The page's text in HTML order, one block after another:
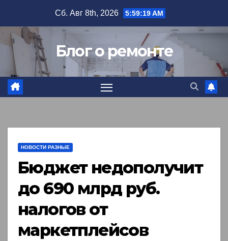
содержимому
Сб. Авг 8th, 2026 5:59:20 AM
Блог о ремонте
НОВОСТИ РАЗНЫЕ
Бюджет недополучит
до 690 млрд руб.
налогов от
маркетплейсов